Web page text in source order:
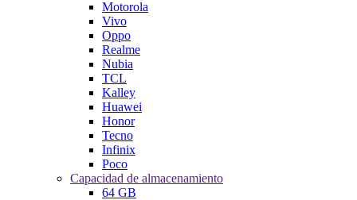
Motorola
Vivo
Oppo
Realme
Nubia
TCL
Kalley
Huawei
Honor
Tecno
Infinix
Poco
Capacidad de almacenamiento
64 GB